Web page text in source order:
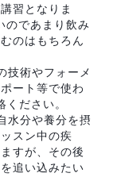
習となりま
のであまり飲み
のはもちろん
技術やフォーメ
ート等で使わ
ださい。
水分や養分を摂
スン中の疾
すが、その後
追い込みたい